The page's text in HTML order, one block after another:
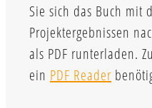
Sie sich das Buch mit
Projektergebnissen
als PDF runterladen.
ein PDF Reader